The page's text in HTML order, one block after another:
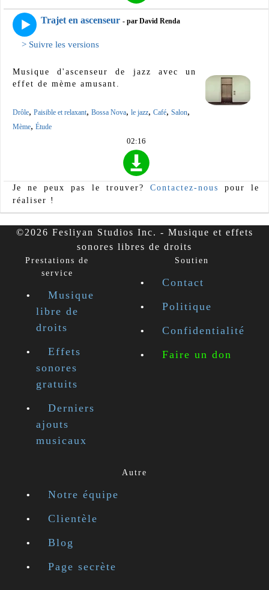
Trajet en ascenseur - par David Renda
> Suivre les versions
Musique d'ascenseur de jazz avec un
effet de mème amusant.
Drôle, Paisible et relaxant, Bossa Nova, le jazz, Café, Salon,
Mème, Étude
02:16
Je ne peux pas le trouver? Contactez-nous
pour le
réaliser !
©2026 Fesliyan Studios Inc. - Musique et effets
sonores libres de droits
Prestations de
service
Musique
libre de
droits
Effets
sonores
gratuits
Derniers
ajouts
musicaux
Soutien
Contact
Politique
Confidentialité
Faire un don
Autre
Notre équipe
Clientèle
Blog
Page secrète